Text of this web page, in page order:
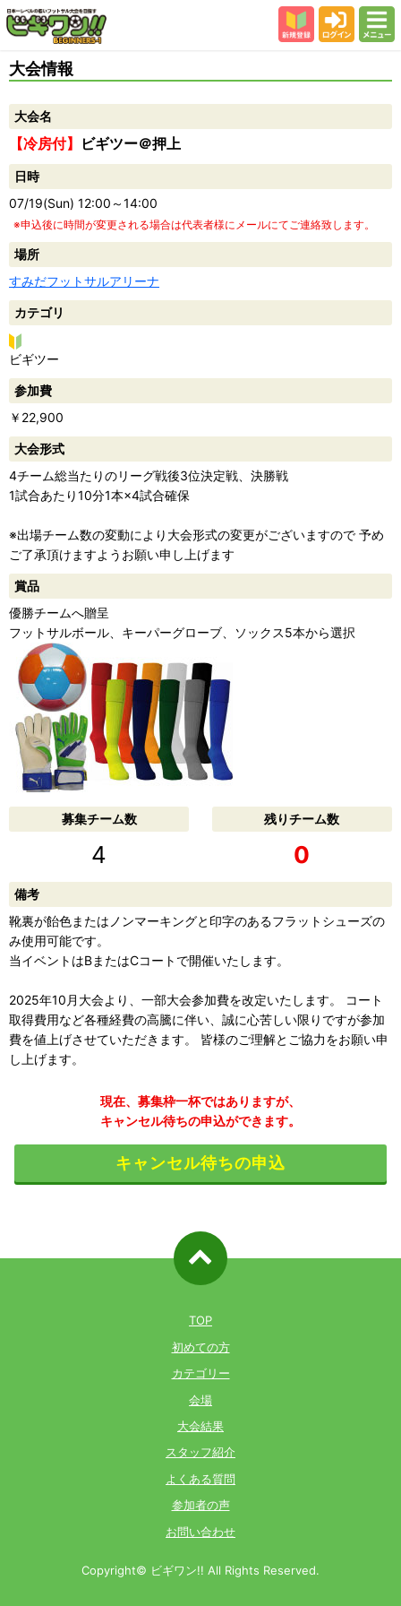
会場
スタッフ紹介
よくある質問
参加者の声
大会情報
大会名
【冷房付】 ビギツー＠押上
日時
07/19(Sun) 12:00～14:00
※申込後に時間が変更される場合は代表者様にメールにてご連絡致します。
場所
すみだフットサルアリーナ
カテゴリ
ビ
ギ
ツ
ー
ビギツー
参加費
￥22,900
大会形式
4チーム総当たりのリーグ戦後3位決定戦、決勝戦
1試合あたり10分1本×4試合確保
※出場チーム数の変動により大会形式の変更がございますので 予め
ご了承頂けますようお願い申し上げます
賞品
優勝チームへ贈呈
フットサルボール、キーパーグローブ、ソックス5本から選択
募集チーム数
4
残りチーム数
0
備考
靴裏が飴色またはノンマーキングと印字のあるフラットシューズの
み使用可能です。
当イベントはBまたはCコートで開催いたします。
2025年10月大会より、一部大会参加費を改定いたします。 コート
取得費用など各種経費の高騰に伴い、誠に心苦しい限りですが参加
費を値上げさせていただきます。 皆様のご理解とご協力をお願い申
し上げます。
現在、募集枠一杯ではありますが、
キャンセル待ちの申込ができます。
キャンセル待ちの申込
TOP
初めての方
カテゴリー
会場
大会結果
スタッフ紹介
よくある質問
参加者の声
お問い合わせ
Copyright© ビギワン!! All Rights Reserved.